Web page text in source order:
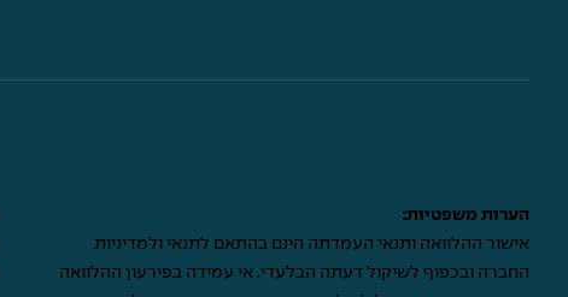
הערות משפטיות:
אישור ההלוואה ותנאי העמדתה הינם בהתאם לתנאי ולמדיניות
החברה ובכפוף לשיקול דעתה הבלעדי. אי עמידה בפירעון ההלוואה